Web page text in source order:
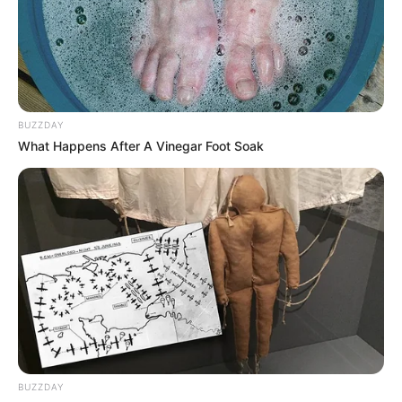
MANTÉNGASE EN ALERTA
Tenemos todas las noticias que le
interesan. Para estar bien informado, por
favor, active las notificaciones de Alerta.
ACTIVAR AHORA
TEMAS DESTACADOS
RECIBO DEL AGUA
LOCALIDAD DE USAQUÉN
CUNDINAMARCA
DESAPARECIDOS
CORTES DE LUZ
LOCALIDAD DE ENGATIVÁ
REGIOTRAM DE OCCIDENTE
LOCALIDAD DE SUBA
BUZZDAY
What Happens After A Vinegar Foot Soak
BUZZDAY